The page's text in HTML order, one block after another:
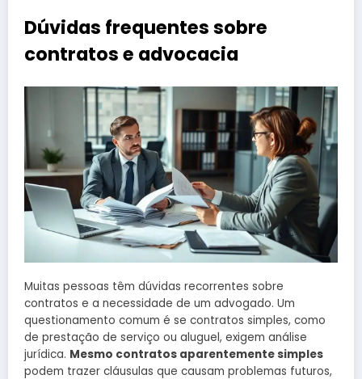
Dúvidas frequentes sobre
contratos e advocacia
Muitas pessoas têm dúvidas recorrentes sobre
contratos e a necessidade de um advogado. Um
questionamento comum é se contratos simples, como
de prestação de serviço ou aluguel, exigem análise
jurídica. Mesmo contratos aparentemente simples
podem trazer cláusulas que causam problemas futuros,